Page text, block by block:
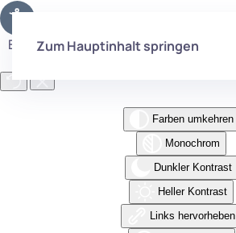
Eingabehilfen öffnen
Farben umkehren
Monochrom
Dunkler Kontrast
Heller Kontrast
Links hervorheben
Zum Hauptinhalt springen